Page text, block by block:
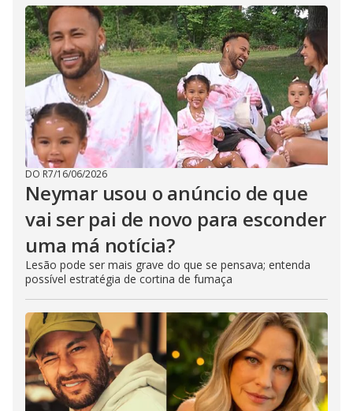
DO R7/16/06/2026
Neymar usou o anúncio de que
vai ser pai de novo para esconder
uma má notícia?
Lesão pode ser mais grave do que se pensava; entenda
possível estratégia de cortina de fumaça